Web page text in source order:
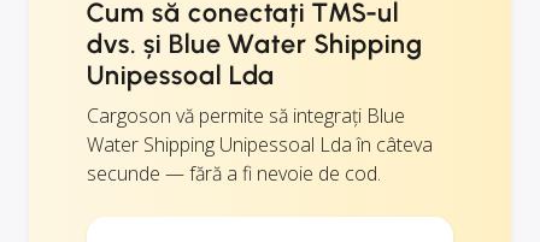
Cum să conectați TMS-ul
dvs. și Blue Water Shipping
Unipessoal Lda
Cargoson vă permite să integrați Blue
Water Shipping Unipessoal Lda în câteva
secunde — fără a fi nevoie de cod.